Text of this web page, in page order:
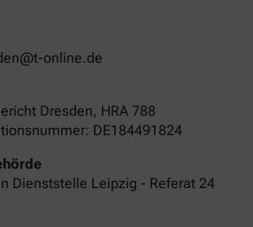
online.de
Dresden, HRA 788
DE184491824
Dienststelle Leipzig - Referat 24